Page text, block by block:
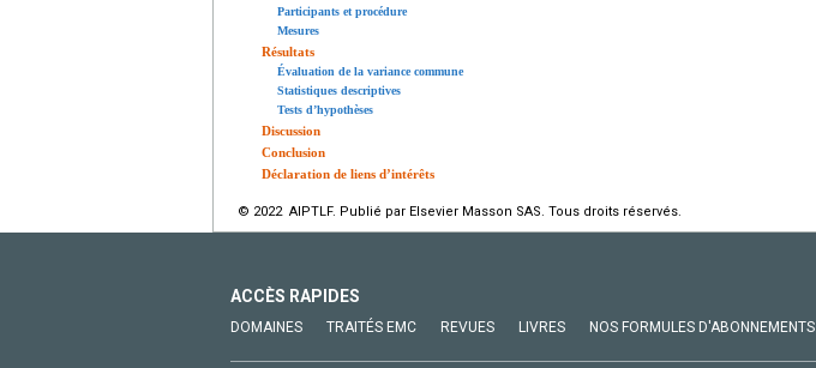
Participants et procédure
Mesures
Résultats
Évaluation de la variance commune
Statistiques descriptives
Tests d’hypothèses
Discussion
Conclusion
Déclaration de liens d’intérêts
© 2022 AIPTLF. Publié par Elsevier Masson SAS. Tous droits réservés.
ACCÈS RAPIDES
DOMAINES TRAITÉS EMC REVUES LIVRES NOS FORMULES D'ABONNEMENTS